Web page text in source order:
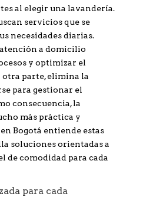
al elegir una lavandería.
servicios que se
necesidades diarias.
a domicilio
y optimizar el
parte, elimina la
para gestionar el
consecuencia, la
más práctica y
Bogotá entiende estas
soluciones orientadas a
de comodidad para cada
para cada